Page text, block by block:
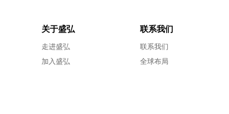
关于盛弘
走进盛弘
加入盛弘
联系我们
联系我们
全球布局